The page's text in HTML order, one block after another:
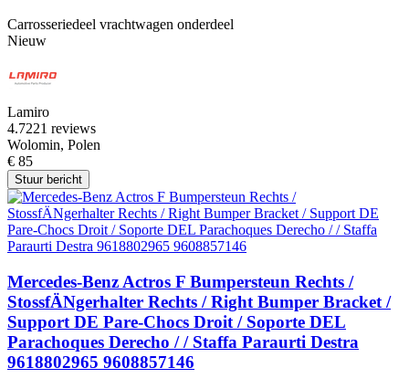
Carrosseriedeel vrachtwagen onderdeel
Nieuw
Lamiro
4.7221 reviews
Wolomin, Polen
€ 85
Stuur bericht
Mercedes-Benz Actros F Bumpersteun Rechts /
StossfÄNgerhalter Rechts / Right Bumper Bracket /
Support DE Pare-Chocs Droit / Soporte DEL
Parachoques Derecho / / Staffa Paraurti Destra
9618802965 9608857146